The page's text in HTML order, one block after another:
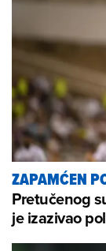
ZAPAMĆEN
Pretučenog
je izazivao